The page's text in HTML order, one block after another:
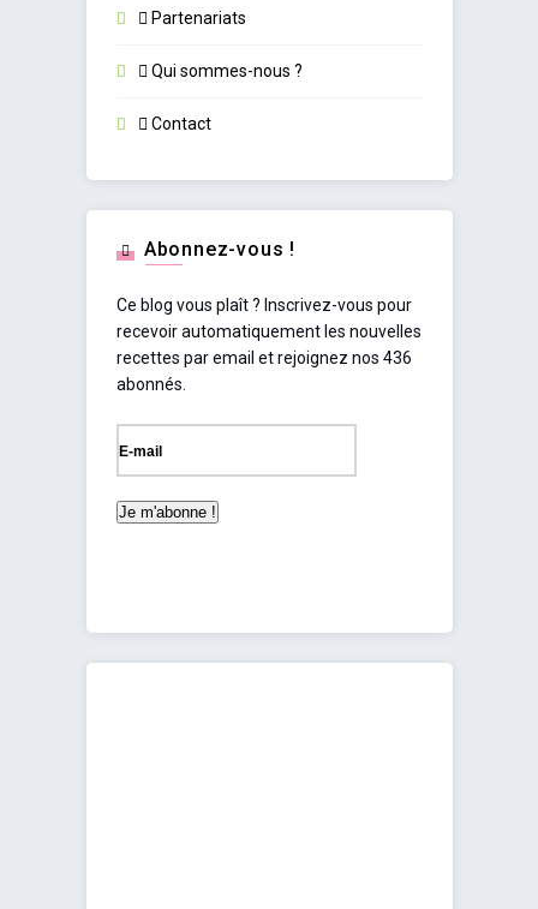
Partenariats
Qui sommes-nous ?
Contact
Abonnez-vous !
Ce blog vous plaît ? Inscrivez-vous pour
recevoir automatiquement les nouvelles
recettes par email et rejoignez nos 436
abonnés.